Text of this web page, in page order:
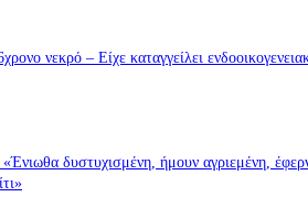
νεκρό – Είχε καταγγείλει
δυστυχισμένη, ήμουν αγριεμένη,